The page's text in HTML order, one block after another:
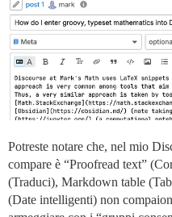
Potreste notare che, nel mio
compare è “Proofread text”
(Traduci), Markdown table
(Date intelligenti) non